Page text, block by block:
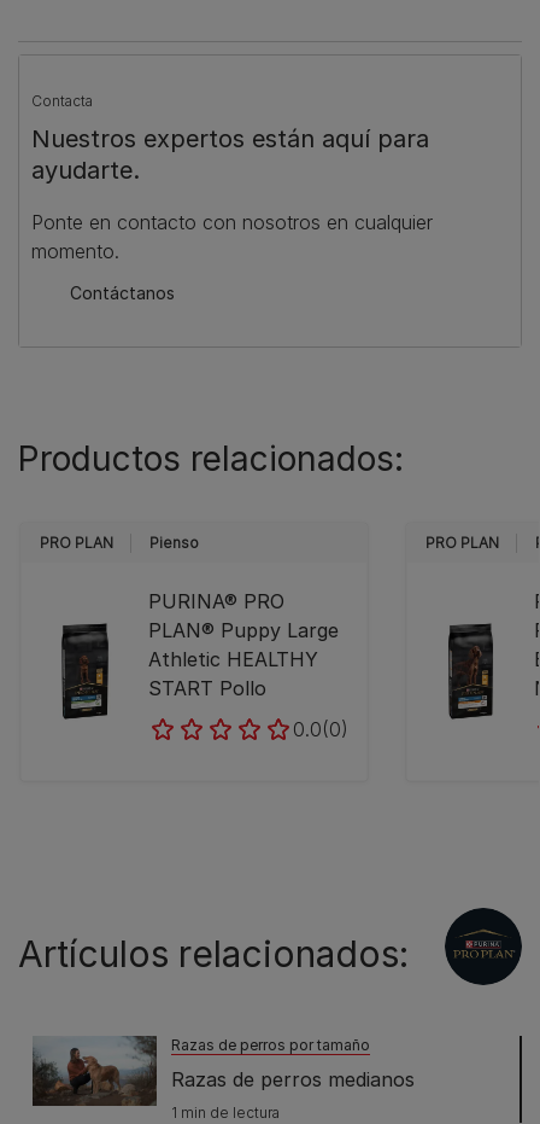
Contacta
Nuestros expertos están aquí para
ayudarte.
Ponte en contacto con nosotros en cualquier
momento.
Contáctanos
Productos relacionados:
PRO PLAN Pienso
PURINA® PRO
PLAN® Puppy Large
Athletic HEALTHY
START Pollo
0.0(0)
PRO PLAN
Artículos relacionados:
Razas de perros por tamaño
Razas de perros medianos
1 min de lectura